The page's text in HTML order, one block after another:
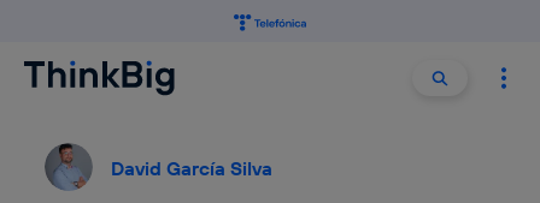
Buscar
David García Silva